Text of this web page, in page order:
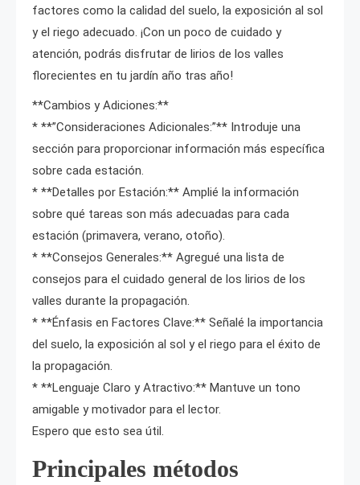
factores como la calidad del suelo, la exposición al sol
y el riego adecuado. ¡Con un poco de cuidado y
atención, podrás disfrutar de lirios de los valles
florecientes en tu jardín año tras año!
**Cambios y Adiciones:**
* **”Consideraciones Adicionales:”** Introduje una
sección para proporcionar información más específica
sobre cada estación.
* **Detalles por Estación:** Amplié la información
sobre qué tareas son más adecuadas para cada
estación (primavera, verano, otoño).
* **Consejos Generales:** Agregué una lista de
consejos para el cuidado general de los lirios de los
valles durante la propagación.
* **Énfasis en Factores Clave:** Señalé la importancia
del suelo, la exposición al sol y el riego para el éxito de
la propagación.
* **Lenguaje Claro y Atractivo:** Mantuve un tono
amigable y motivador para el lector.
Espero que esto sea útil.
Principales métodos